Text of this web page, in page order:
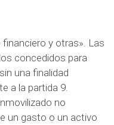
de registro y
de
y otras». Las
concedidos para
una finalidad
a la partida 9.
no
un gasto o un activo